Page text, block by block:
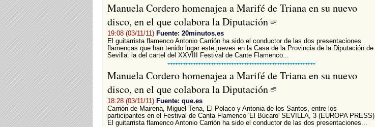
Manuela Cordero homenajea a Marifé de Triana en su nuevo
disco, en el que colabora la Diputación
19:08 (03/11/11) Fuente: 20minutos.es
El guitarrista flamenco Antonio Carrión ha sido el conductor de las dos presentaciones
flamencas que han tenido lugar este jueves en la Casa de la Provincia de la Diputación de
Sevilla: la del cartel del XXVIII Festival de Cante Flamenco...
Manuela Cordero homenajea a Marifé de Triana en su nuevo
disco, en el que colabora la Diputación
18:28 (03/11/11) Fuente: que.es
Carrión de Mairena, Miguel Tena, El Polaco y Antonia de los Santos, entre los
participantes en el Festival de Canta Flamenco 'El Búcaro' SEVILLA, 3 (EUROPA PRESS)
El guitarrista flamenco Antonio Carrión ha sido el conductor de las dos presentaciones...